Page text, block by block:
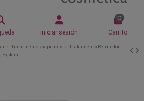
Iniciar sesión
0
Carrito
Tratamientos capilares
Tratamiento Reparador
System